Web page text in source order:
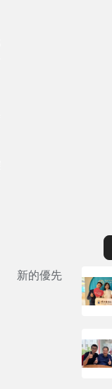
新的優先